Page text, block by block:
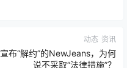
动态 资讯
宣布“解约”的NewJeans，为何
说不采取“法律措施”？